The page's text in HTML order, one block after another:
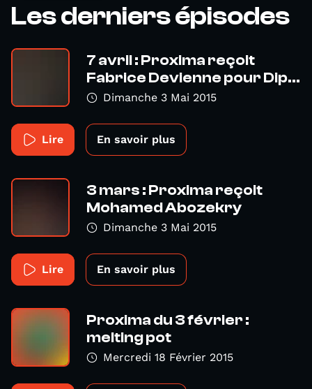
Les derniers épisodes
7 avril : Proxima reçoit
Fabrice Devienne pour Dip...
Dimanche 3 Mai 2015
Lire En savoir plus
3 mars : Proxima reçoit
Mohamed Abozekry
Dimanche 3 Mai 2015
Lire En savoir plus
Proxima du 3 février :
melting pot
Mercredi 18 Février 2015